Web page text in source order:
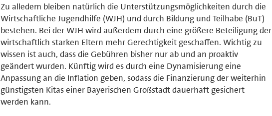
Zu alledem bleiben natürlich die Unterstützungsmöglichkeiten durch die
Wirtschaftliche Jugendhilfe (WJH) und durch Bildung und Teilhabe (BuT)
bestehen. Bei der WJH wird außerdem durch eine größere Beteiligung der
wirtschaftlich starken Eltern mehr Gerechtigkeit geschaffen. Wichtig zu
wissen ist auch, dass die Gebühren bisher nur ab und an proaktiv
geändert wurden. Künftig wird es durch eine Dynamisierung eine
Anpassung an die Inflation geben, sodass die Finanzierung der weiterhin
günstigsten Kitas einer Bayerischen Großstadt dauerhaft gesichert
werden kann.